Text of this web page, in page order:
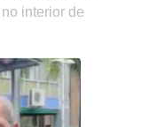
interior de